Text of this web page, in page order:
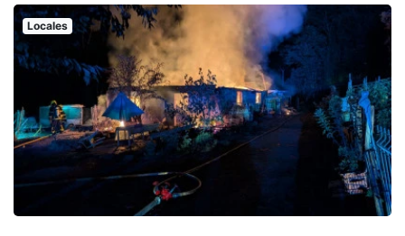
Locales